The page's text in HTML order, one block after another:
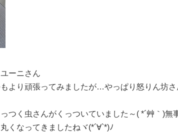
ーニさん
より頑張ってみましたが…やっぱり怒りん坊さ
つく虫さんがくっついていました～( *´艸｀)無
くなってきましたねヾ(*´∀`*)ﾉ